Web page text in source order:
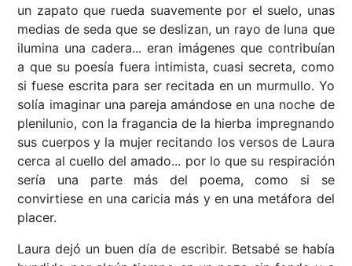
un zapato que rueda suavemente por el suelo, unas
medias de seda que se deslizan, un rayo de luna que
ilumina una cadera... eran imágenes que contribuían
a que su poesía fuera intimista, cuasi secreta, como
si fuese escrita para ser recitada en un murmullo. Yo
solía imaginar una pareja amándose en una noche de
plenilunio, con la fragancia de la hierba impregnando
sus cuerpos y la mujer recitando los versos de Laura
cerca al cuello del amado... por lo que su respiración
sería una parte más del poema, como si se
convirtiese en una caricia más y en una metáfora del
placer.
Laura dejó un buen día de escribir. Betsabé se había